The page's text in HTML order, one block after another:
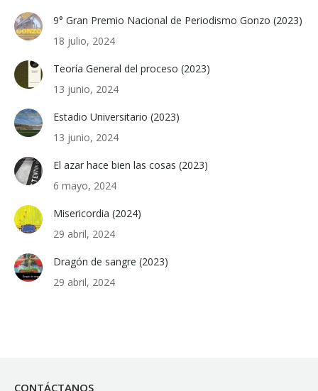
9° Gran Premio Nacional de Periodismo Gonzo (2023)
18 julio, 2024
Teoría General del proceso (2023)
13 junio, 2024
Estadio Universitario (2023)
13 junio, 2024
El azar hace bien las cosas (2023)
6 mayo, 2024
Misericordia (2024)
29 abril, 2024
Dragón de sangre (2023)
29 abril, 2024
CONTÁCTANOS